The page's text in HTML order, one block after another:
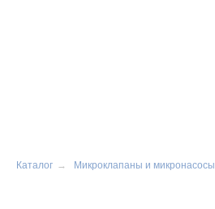
Каталог → Микроклапаны и микронасосы